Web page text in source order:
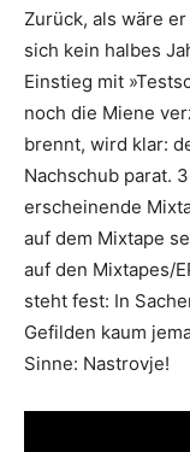
Zurück, als wäre
sich kein halbes
Einstieg mit
noch die Miene
brennt, wird klar:
Nachschub parat.
erscheinende
auf dem Mixtape
auf den Mixtapes/
steht fest: In
Gefilden kaum
Sinne: Nastrovje!